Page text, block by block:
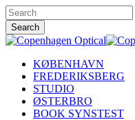
Skip
to
main
content
Search
Close
search
Menu
KØBENHAVN
FREDERIKSBERG
STUDIO
ØSTERBRO
BOOK SYNSTEST